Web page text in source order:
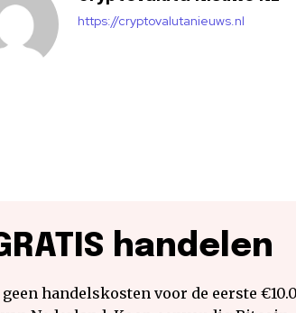
https://cryptovalutanieuws.nl
handelen
handelskosten voor de eerste